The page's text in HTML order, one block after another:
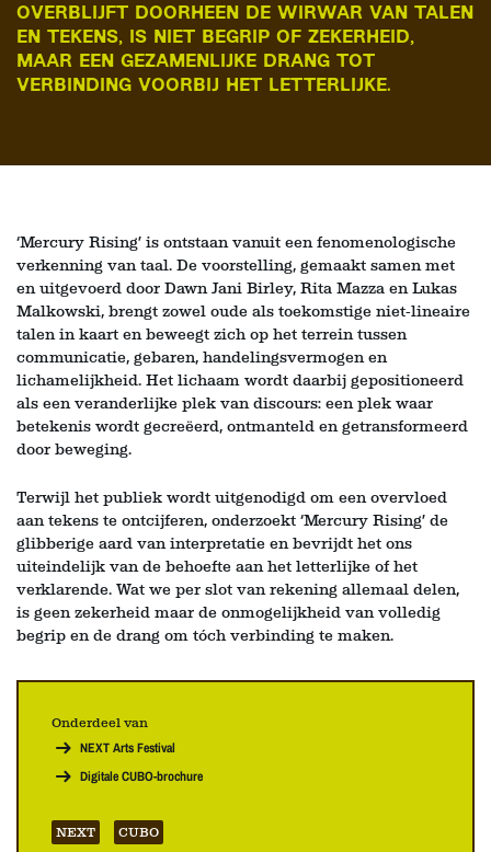
OVERBLIJFT DOORHEEN DE WIRWAR VAN TALEN
EN TEKENS, IS NIET BEGRIP OF ZEKERHEID,
MAAR EEN GEZAMENLIJKE DRANG TOT
VERBINDING VOORBIJ HET LETTERLIJKE.
‘Mercury Rising’ is ontstaan vanuit een fenomenologische
verkenning van taal. De voorstelling, gemaakt samen met
en uitgevoerd door Dawn Jani Birley, Rita Mazza en Lukas
Malkowski, brengt zowel oude als toekomstige niet-lineaire
talen in kaart en beweegt zich op het terrein tussen
communicatie, gebaren, handelingsvermogen en
lichamelijkheid. Het lichaam wordt daarbij gepositioneerd
als een veranderlijke plek van discours: een plek waar
betekenis wordt gecreëerd, ontmanteld en getransformeerd
door beweging.
Terwijl het publiek wordt uitgenodigd om een overvloed
aan tekens te ontcijferen, onderzoekt ‘Mercury Rising’ de
glibberige aard van interpretatie en bevrijdt het ons
uiteindelijk van de behoefte aan het letterlijke of het
verklarende. Wat we per slot van rekening allemaal delen,
is geen zekerheid maar de onmogelijkheid van volledig
begrip en de drang om tóch verbinding te maken.
Onderdeel van
NEXT Arts Festival
Digitale CUBO-brochure
NEXT CUBO